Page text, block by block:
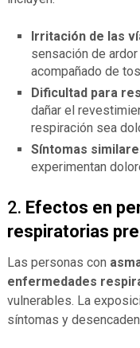
Irritación de las
sensación de
acompañado de
Dificultad para
dañar el
respiración sea
Síntomas
experimentan
2. Efectos en
respiratorias
Las personas con
enfermedades
vulnerables. La
síntomas y